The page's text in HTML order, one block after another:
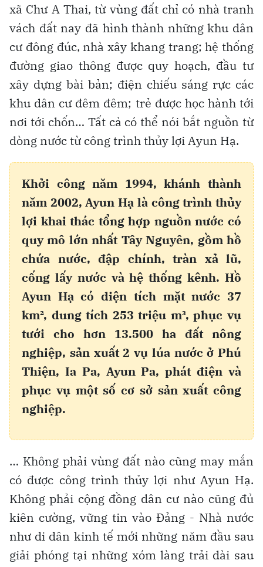
xã Chư A Thai, từ vùng đất chỉ có nhà tranh
vách đất nay đã hình thành những khu dân
cư đông đúc, nhà xây khang trang; hệ thống
đường giao thông được quy hoạch, đầu tư
xây dựng bài bản; điện chiếu sáng rực các
khu dân cư đêm đêm; trẻ được học hành tới
nơi tới chốn… Tất cả có thể nói bắt nguồn từ
dòng nước từ công trình thủy lợi Ayun Hạ.
Khởi công năm 1994, khánh thành
năm 2002, Ayun Hạ là công trình thủy
lợi khai thác tổng hợp nguồn nước có
quy mô lớn nhất Tây Nguyên, gồm hồ
chứa nước, đập chính, tràn xả lũ,
cống lấy nước và hệ thống kênh. Hồ
Ayun Hạ có diện tích mặt nước 37
km², dung tích 253 triệu m³, phục vụ
tưới cho hơn 13.500 ha đất nông
nghiệp, sản xuất 2 vụ lúa nước ở Phú
Thiện, Ia Pa, Ayun Pa, phát điện và
phục vụ một số cơ sở sản xuất công
nghiệp.
… Không phải vùng đất nào cũng may mắn
có được công trình thủy lợi như Ayun Hạ.
Không phải cộng đồng dân cư nào cũng đủ
kiên cường, vững tin vào Đảng - Nhà nước
như di dân kinh tế mới những năm đầu sau
giải phóng tại những xóm làng trải dài sau